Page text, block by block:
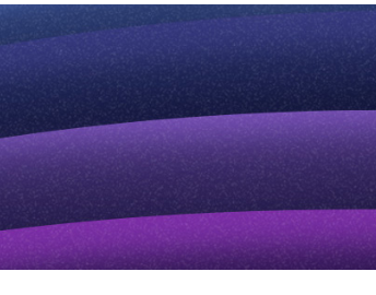
CAMPUS
2025